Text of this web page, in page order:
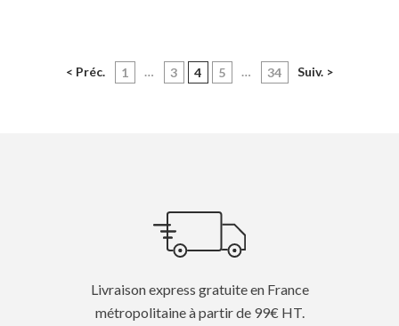
< Préc. 1 … 3 4(current)
5 … 34 Suiv. >
Livraison express gratuite en France
métropolitaine à partir de 99€ HT.